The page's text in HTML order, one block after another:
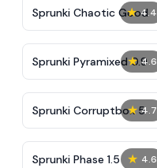
★ 4.4
Sprunki Chaotic Good
★ 4.6
Sprunki Pyramixed 0.9
★ 4.7
Sprunki Corruptbox 5
★ 4.6
Sprunki Phase 1.5